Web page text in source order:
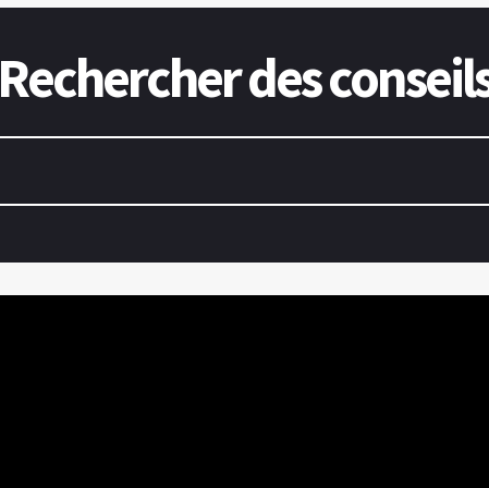
Rechercher des